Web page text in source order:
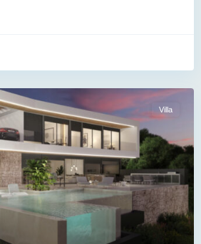
Villa